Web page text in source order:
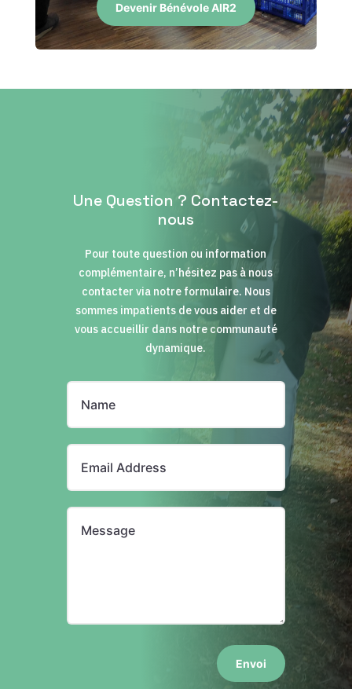
Devenir Bénévole AIR2
Une Question ? Contactez-
nous
Pour toute question ou information
complémentaire, n’hésitez pas à nous
contacter via notre formulaire. Nous
sommes impatients de vous aider et de
vous accueillir dans notre communauté
dynamique.
Envoi